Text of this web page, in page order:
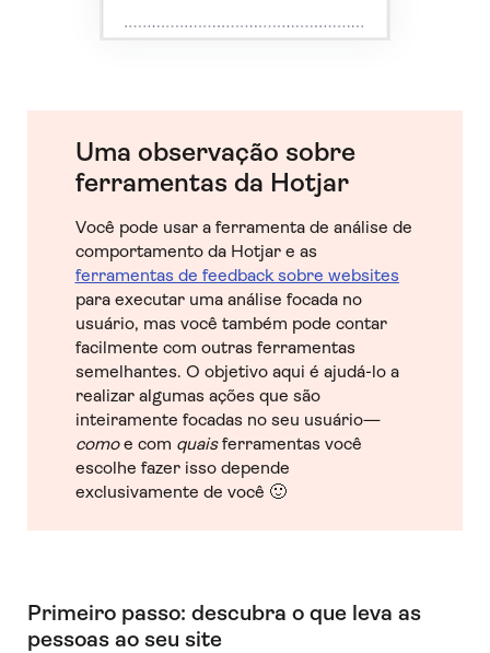
Uma observação sobre
ferramentas da Hotjar
Você pode usar a ferramenta de análise de
comportamento da Hotjar e as
ferramentas de feedback sobre websites
para executar uma análise focada no
usuário, mas você também pode contar
facilmente com outras ferramentas
semelhantes. O objetivo aqui é ajudá-lo a
realizar algumas ações que são
inteiramente focadas no seu usuário—
comoe com quaisferramentas você
escolhe fazer isso depende
exclusivamente de você 🙂
Primeiro passo: descubra o que leva as
pessoas ao seu site